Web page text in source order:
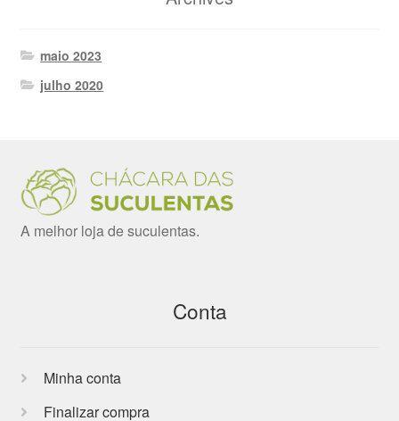
maio 2023
julho 2020
A melhor loja de suculentas.
Conta
Minha conta
Finalizar compra